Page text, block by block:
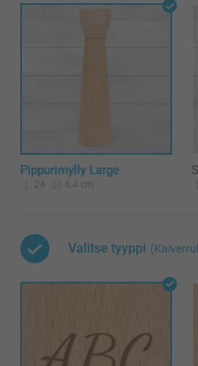
Pippurimylly Large
24 6,4 cm
Valitse tyyppi